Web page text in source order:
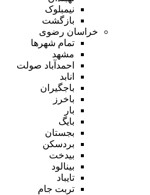
نیمبلوک
بازگشت
خراسان رضوی
تمام شهر‌ها
مشهد
احمدآباد صولت
انابد
باجگیران
باخرز
بار
بایگ
بجستان
بردسکن
بیدخت
بینالود
تایباد
تربت جام